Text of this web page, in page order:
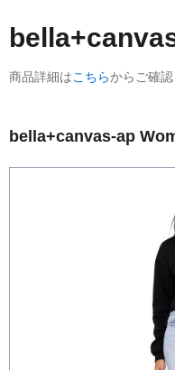
商品詳細はこちらからご確
bella+canvas-ap